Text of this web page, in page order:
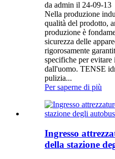
da admin il 24-09-13
Nella produzione
qualità del prodotto,
produzione è
sicurezza delle
rigorosamente
specifiche per
dall'uomo. TENSE
pulizia...
Per saperne di più
Ingresso
della stazione